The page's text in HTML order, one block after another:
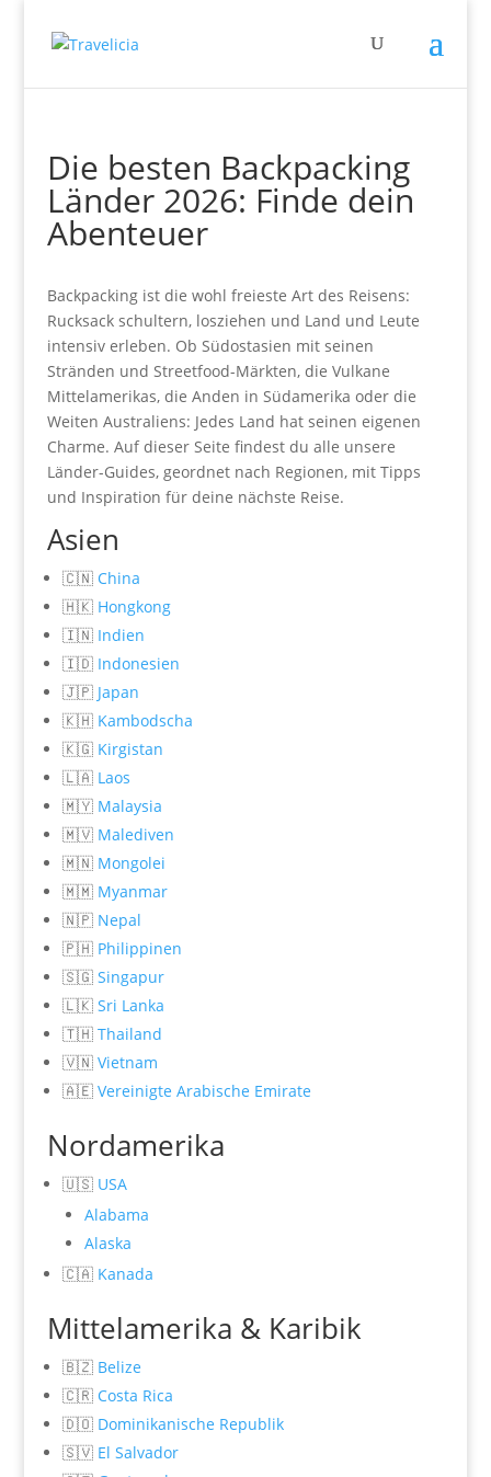
Die besten Backpacking
Länder 2026: Finde dein
Abenteuer
Backpacking ist die wohl freieste Art des Reisens:
Rucksack schultern, losziehen und Land und Leute
intensiv erleben. Ob Südostasien mit seinen
Stränden und Streetfood-Märkten, die Vulkane
Mittelamerikas, die Anden in Südamerika oder die
Weiten Australiens: Jedes Land hat seinen eigenen
Charme. Auf dieser Seite findest du alle unsere
Länder-Guides, geordnet nach Regionen, mit Tipps
und Inspiration für deine nächste Reise.
Asien
🇨🇳 China
🇭🇰 Hongkong
🇮🇳 Indien
🇮🇩 Indonesien
🇯🇵 Japan
🇰🇭 Kambodscha
🇰🇬 Kirgistan
🇱🇦 Laos
🇲🇾 Malaysia
🇲🇻 Malediven
🇲🇳 Mongolei
🇲🇲 Myanmar
🇳🇵 Nepal
🇵🇭 Philippinen
🇸🇬 Singapur
🇱🇰 Sri Lanka
🇹🇭 Thailand
🇻🇳 Vietnam
🇦🇪 Vereinigte Arabische Emirate
Nordamerika
🇺🇸 USA
Alabama
Alaska
🇨🇦 Kanada
Mittelamerika & Karibik
🇧🇿 Belize
🇨🇷 Costa Rica
🇩🇴 Dominikanische Republik
🇸🇻 El Salvador